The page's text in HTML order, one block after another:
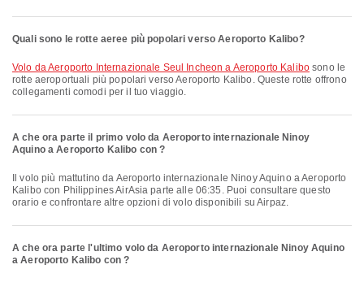
Quali sono le rotte aeree più popolari verso Aeroporto Kalibo?
volo da Aeroporto Internazionale Seul Incheon a Aeroporto Kalibosono le
rotte aeroportuali più popolari verso Aeroporto Kalibo. Queste rotte offrono
collegamenti comodi per il tuo viaggio.
A che ora parte il primo volo da Aeroporto internazionale Ninoy
Aquino a Aeroporto Kalibo con ?
Kalibo con Philippines AirAsia parte alle 06:35. Puoi consultare questo
orario e confrontare altre opzioni di volo disponibili su Airpaz.
A che ora parte l'ultimo volo da Aeroporto internazionale Ninoy Aquino
a Aeroporto Kalibo con ?